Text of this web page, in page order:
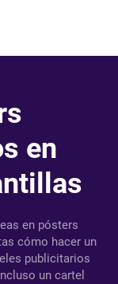
en
en pósters
cómo hacer un
publicitarios
un cartel